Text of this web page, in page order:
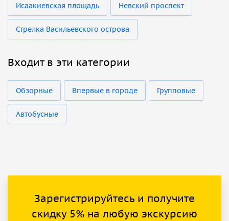
Исаакиевская площадь Невский проспект
Стрелка Васильевского острова
Входит в эти категории
Обзорные Впервые в городе Групповые
Автобусные
Зарегистрируйтесь и получите
скидку 5% на любую экскурсию